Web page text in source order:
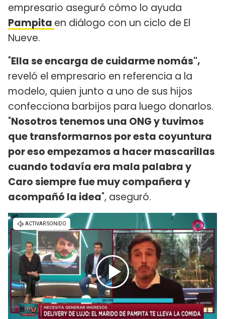
empresario aseguró cómo lo ayuda
Pampita en diálogo con un ciclo de El
Nueve.
"Ella se encarga de cuidarme nomás",
reveló el empresario en referencia a la
modelo, quien junto a uno de sus hijos
confecciona barbijos para luego donarlos.
"Nosotros tenemos una ONG y tuvimos
que transformarnos por esta coyuntura
por eso empezamos a hacer mascarillas
cuando todavía era mala palabra y
Caro siempre fue muy compañera y
acompañó la idea", aseguró.